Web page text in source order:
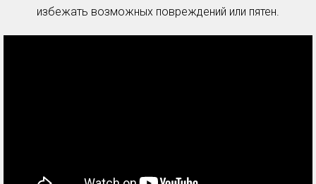
избежать возможных повреждений или пятен.